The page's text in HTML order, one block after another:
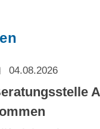
04.08.2026